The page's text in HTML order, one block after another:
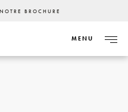
BROCHURE
MENU